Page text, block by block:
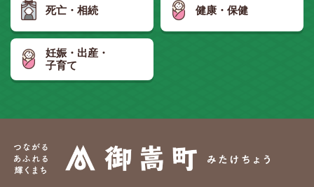
死亡・相続 健康・保健
妊娠・出産・
子育て